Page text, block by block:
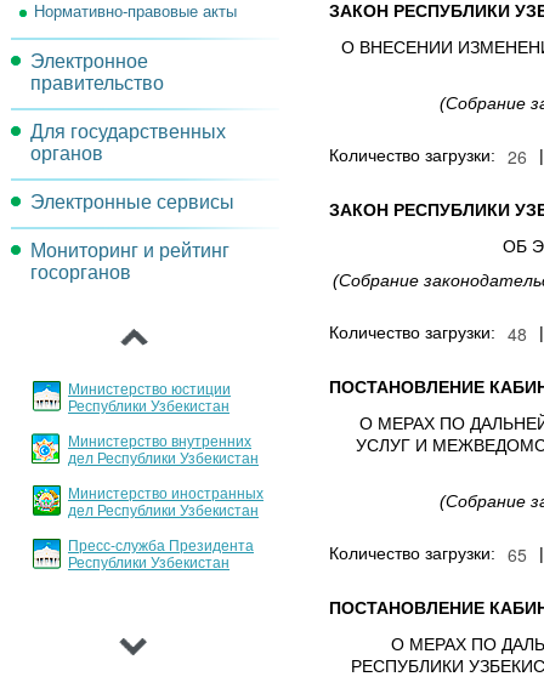
Контакты
Задачи комиссии
Решения комиссии
Нормативно-правовые акты
Электронное
правительство
Проекты и мероприятия
Реорганизация
операционных процессов
Целевые индикаторы и
показатели
Архитектура
Для государственных
органов
Порядок инвентаризации
государственных услуг
Основные направления
Порядок регламентации и
государственных услуг
График заслушивания
Электронные сервисы
Обсуждения проектов
документов
Мониторинг и рейтинг
госорганов
Министерство юстиции
Республики Узбекистан
Министерство внутренних
дел Республики Узбекистан
Министерство иностранных
дел Республики Узбекистан
Пресс-служба Президента
Республики Узбекистан
‹
›
ЗАКОН РЕСПУБЛИКИ
О ВНЕСЕНИИ
(Собрание
Количество загрузки:
ЗАКОН РЕСПУБЛИКИ
ОБ
(Собрание
Количество загрузки:
ПОСТАНОВЛЕНИЕ
О МЕРАХ ПО
УСЛУГ И
(Собрание
Количество загрузки:
ПОСТАНОВЛЕНИЕ
О МЕРАХ ПО
РЕСПУБЛИКИ